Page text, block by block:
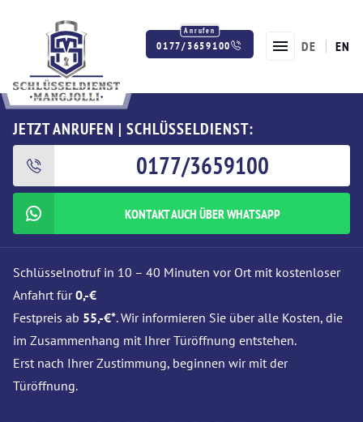
0177/3659100 DE EN
JETZT ANRUFEN | SCHLÜSSELDIENST:
0177/3659100
KONTAKT AUCH ÜBER WHATSAPP
Schlüsselnotruf in 10 – 40 Minuten vor Ort mit kostenloser
Anfahrt für0,-€
Festpreis ab 55,-€*. Wir informieren Sie über alle Kosten, die
im Zusammenhang mit Ihrer Türöffnung entstehen.
Erst nach Ihrer Zustimmung, beginnen wir mit der
Türöffnung.